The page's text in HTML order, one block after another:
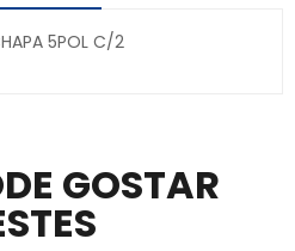
5POL C/2
GOSTAR